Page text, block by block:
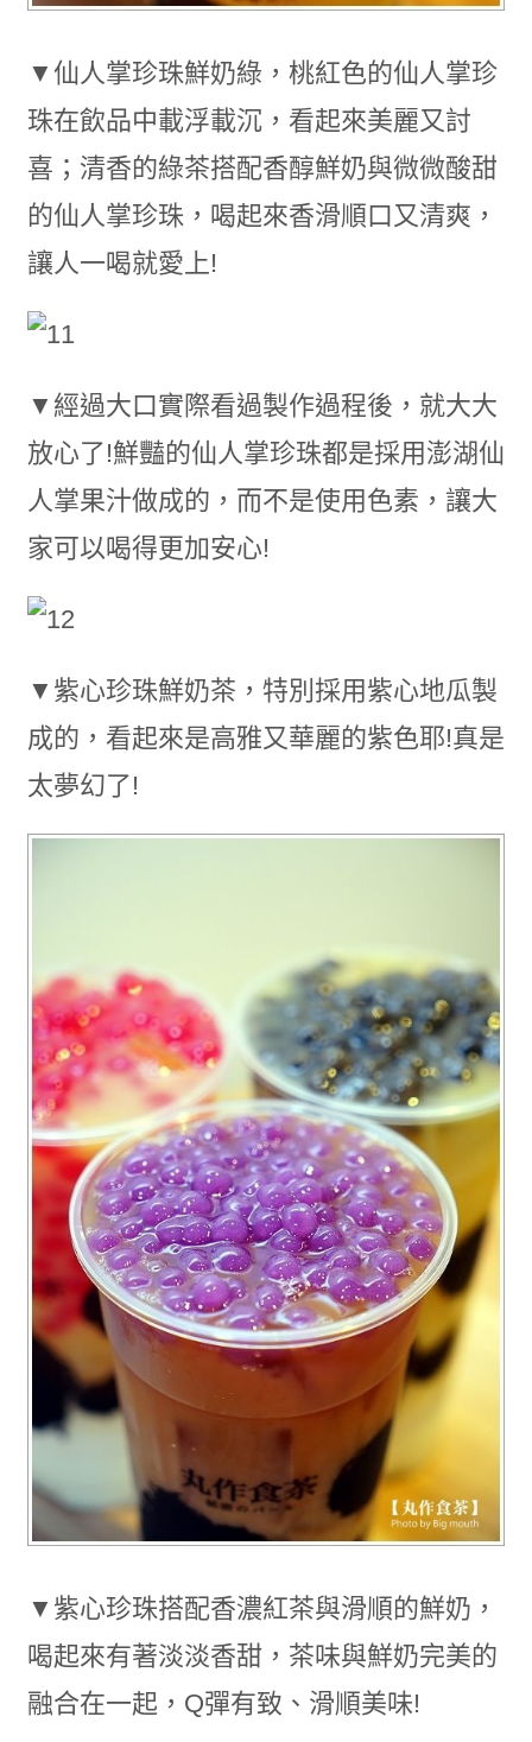
▼仙人掌珍珠鮮奶綠，桃紅色的仙人掌珍
珠在飲品中載浮載沉，看起來美麗又討
喜；清香的綠茶搭配香醇鮮奶與微微酸甜
的仙人掌珍珠，喝起來香滑順口又清爽，
讓人一喝就愛上!
▼經過大口實際看過製作過程後，就大大
放心了!鮮豔的仙人掌珍珠都是採用澎湖仙
人掌果汁做成的，而不是使用色素，讓大
家可以喝得更加安心!
▼紫心珍珠鮮奶茶，特別採用紫心地瓜製
成的，看起來是高雅又華麗的紫色耶!真是
太夢幻了!
▼紫心珍珠搭配香濃紅茶與滑順的鮮奶，
喝起來有著淡淡香甜，茶味與鮮奶完美的
融合在一起，Q彈有致、滑順美味!